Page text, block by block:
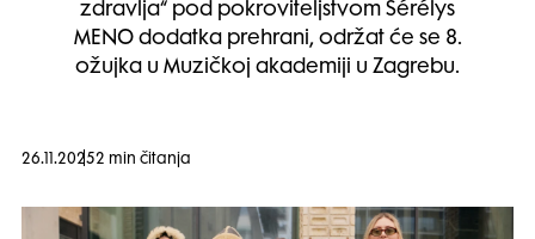
zdravlja“ pod pokroviteljstvom Sérélys
MENO dodatka prehrani, održat će se 8.
ožujka u Muzičkoj akademiji u Zagrebu.
26.11.20252 min čitanja